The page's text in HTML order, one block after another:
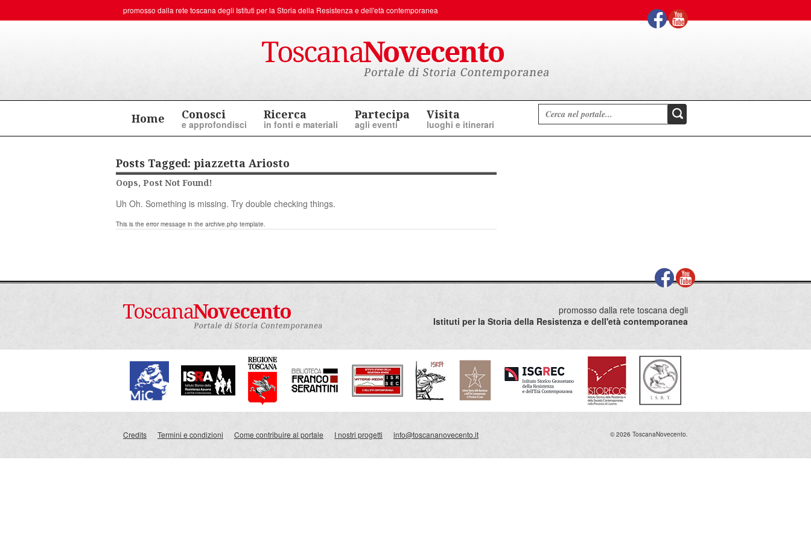
promosso dalla rete toscana degli Istituti per la Storia della Resistenza e dell'età contemporanea
Home Conosci
e approfondisci
Ricerca
in fonti e materiali
Partecipa
agli eventi
Visita
luoghi e itinerari
Posts Tagged: piazzetta Ariosto
Oops, Post Not Found!
Uh Oh. Something is missing. Try double checking things.
This is the error message in the archive.php template.
promosso dalla rete toscana degli
Istituti per la Storia della Resistenza e dell'età contemporanea
Credits Termini e condizioni Come contribuire al portale I nostri progetti info@toscananovecento.it © 2026 ToscanaNovecento.